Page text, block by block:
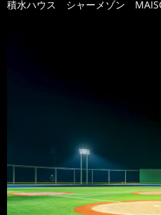
積水ハウス シャーメゾン